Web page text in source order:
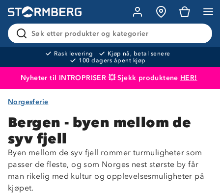
Søk etter produkter og kategorier
Rask levering
Kjøp nå, betal senere
100 dagers åpent kjøp
Nyheter til INTROPRISER 💥 Sjekk produktene HER!
Norgesferie
Bergen - byen mellom de
syv fjell
Byen mellom de syv fjell rommer turmuligheter som
passer de fleste, og som Norges nest største by får
man rikelig med kultur og opplevelsesmuligheter på
kjøpet.